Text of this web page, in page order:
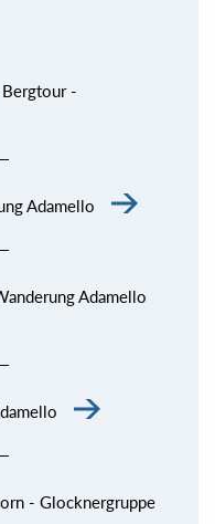
-
Adamello
Adamello
- Glocknergruppe